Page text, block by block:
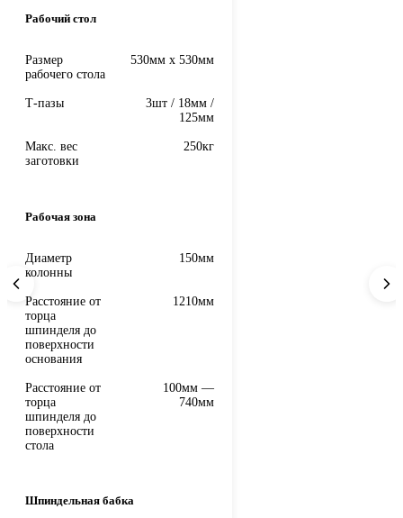
Рабочий стол
Размер
рабочего стола
530мм x 530мм
Т-пазы
3шт / 18мм /
125мм
Макс. вес
заготовки
250кг
Рабочая зона
Диаметр
колонны
150мм
Расстояние от
торца
шпинделя до
поверхности
основания
1210мм
Расстояние от
торца
шпинделя до
поверхности
стола
100мм —
740мм
Шпиндельная бабка